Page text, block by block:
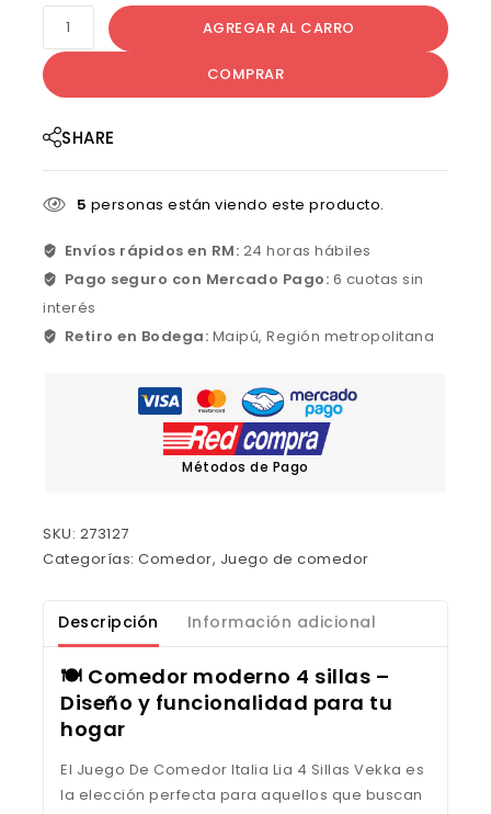
AGREGAR AL CARRO
COMPRAR
SHARE
5 personas están viendo este producto.
Envíos rápidos en RM: 24 horas hábiles
Pago seguro con Mercado Pago: 6 cuotas sin
interés
Retiro en Bodega: Maipú, Región metropolitana
Métodos de Pago
SKU: 273127
Categorías: Comedor, Juego de comedor
Descripción Información adicional
🍽️ Comedor moderno 4 sillas –
Diseño y funcionalidad para tu
hogar
El Juego De Comedor Italia Lia 4 Sillas Vekka es
la elección perfecta para aquellos que buscan